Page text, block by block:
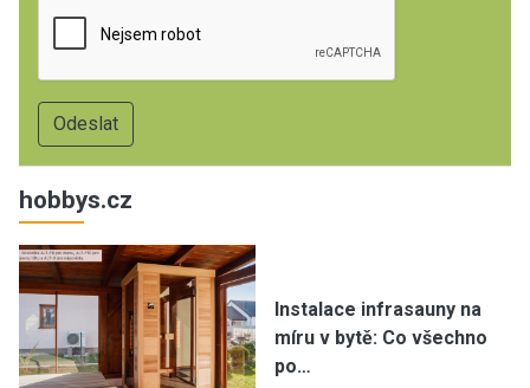
hobbys.cz
Instalace infrasauny na
míru v bytě: Co všechno
po…